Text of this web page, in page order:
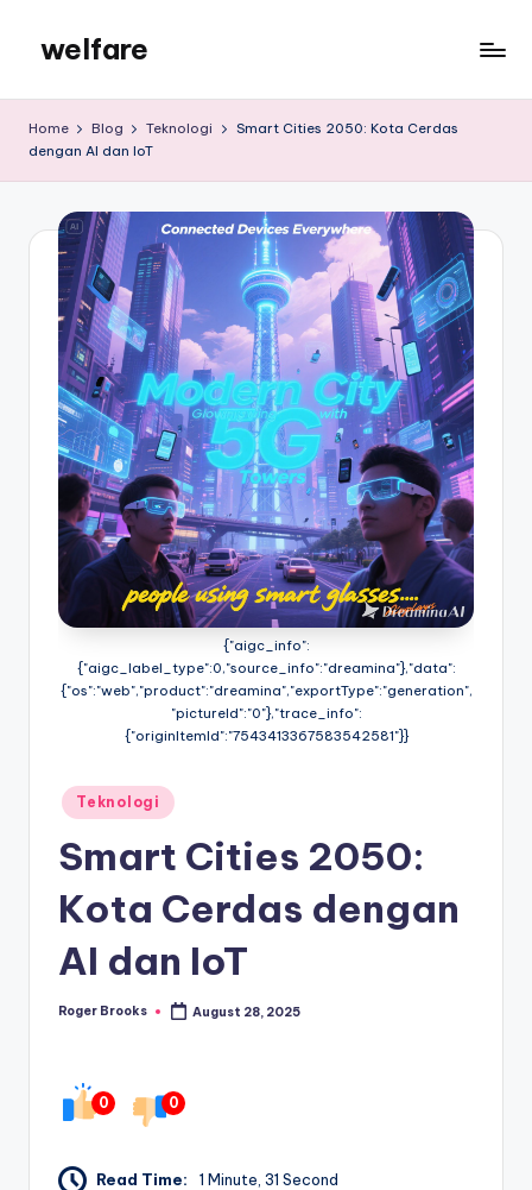
content
welfare
Home Blog Teknologi
Smart Cities 2050: Kota Cerdas
dengan AI dan IoT
{"aigc_info":
{"aigc_label_type":0,"source_info":"dreamina"},"data":
{"os":"web","product":"dreamina","exportType":"generation",
"pictureId":"0"},"trace_info":
{"originItemId":"7543413367583542581"}}
Posted
in
Teknologi
Smart Cities 2050:
Kota Cerdas dengan
AI dan IoT
Posted
Roger Brooks August 28, 2025
0 0
Read Time: 1 Minute, 31 Second